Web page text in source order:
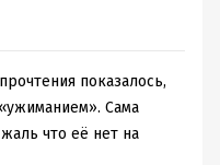
показалось,
Сама
что её нет на